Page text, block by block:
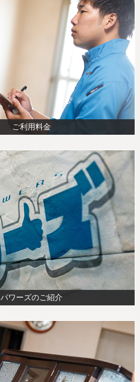
ご利用料金
パワーズのご紹介